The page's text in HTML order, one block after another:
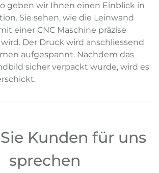
geben wir Ihnen einen Einblick in
Sie sehen, wie die Leinwand
einer CNC Maschine präzise
Der Druck wird anschliessend
aufgespannt. Nachdem das
sicher verpackt wurde, wird es
Kunden für uns
sprechen